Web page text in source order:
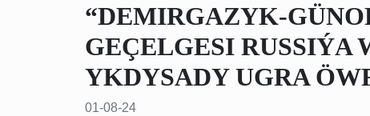
“DEMIRGAZYK-
GEÇELGESI RUSSIÝA
YKDYSADY UGRA
01-08-24